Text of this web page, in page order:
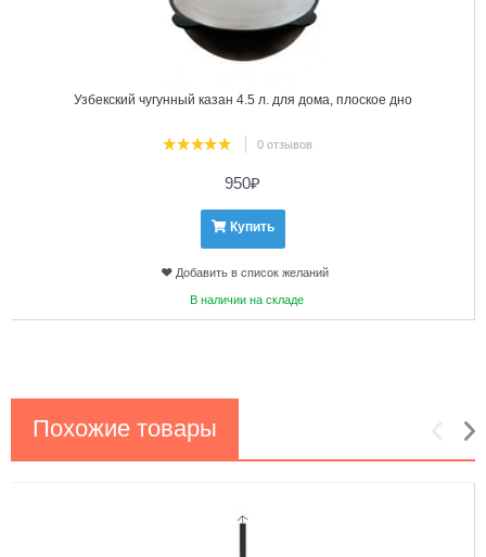
Узбекский чугунный казан 4.5 л. для дома, плоское дно
0 отзывов
950₽
Купить
Добавить в список желаний
В наличии на складе
Похожие товары